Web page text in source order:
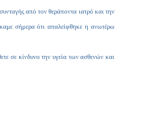
από τον θεράποντα ιατρό και την
σήμερα ότι απαλείφθηκε η ανωτέρω
σε κίνδυνο την υγεία των ασθενών και